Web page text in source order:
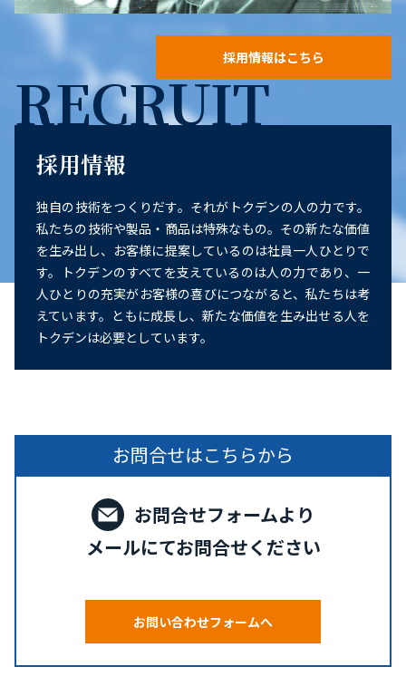
採用情報はこちら
RECRUIT
採用情報
独自の技術をつくりだす。それがトクデンの人の力です。
私たちの技術や製品・商品は特殊なもの。その新たな価値
を生み出し、お客様に提案しているのは社員一人ひとりで
す。トクデンのすべてを支えているのは人の力であり、一
人ひとりの充実がお客様の喜びにつながると、私たちは考
えています。ともに成長し、新たな価値を生み出せる人を
トクデンは必要としています。
お問合せはこちらから
お問合せフォームより
メールにてお問合せください
お問い合わせフォームへ